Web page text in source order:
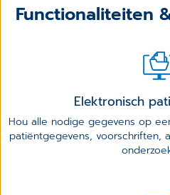
Functionaliteiten
Elektronisch
Hou alle nodige gegevens op
patiëntgegevens, voorschriften,